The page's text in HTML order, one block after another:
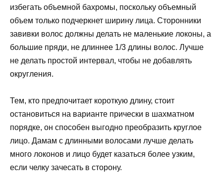
избегать объемной бахромы, поскольку объемный
объем только подчеркнет ширину лица. Сторонники
завивки волос должны делать не маленькие локоны, а
большие пряди, не длиннее 1/3 длины волос. Лучше
не делать простой интервал, чтобы не добавлять
округления.
Тем, кто предпочитает короткую длину, стоит
остановиться на варианте прически в шахматном
порядке, он способен выгодно преобразить круглое
лицо. Дамам с длинными волосами лучше делать
много локонов и лицо будет казаться более узким,
если челку зачесать в сторону.